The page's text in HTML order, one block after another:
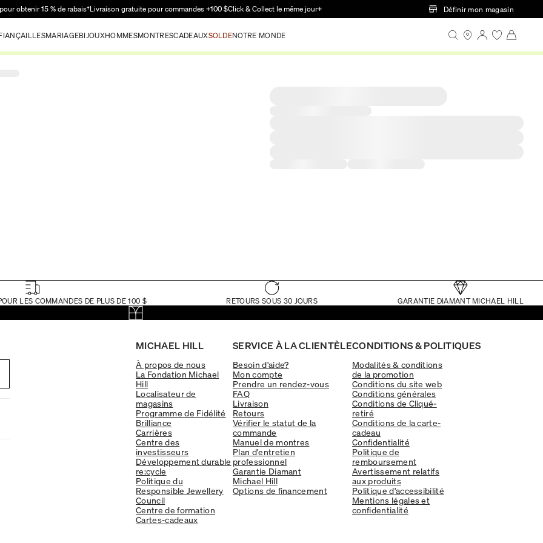
Passer au contenu principal
obtenir 15 % de rabais†Livraison gratuite pour commandes +100 $Click & Collect le même jour+ Définir mon magasin
MARIAGEBIJOUXHOMMESMONTRESCADEAUXSOLDENOTRE MONDE
LES COMMANDES DE PLUS DE 100 $ RETOURS SOUS 30 JOURS GARANTIE DIAMANT MICHAEL HILL
MICHAEL HILL
À propos de nous
La Fondation Michael
Hill
Localisateur de
magasins
Programme de Fidélité
Brilliance
Carrières
Centre des
investisseurs
Développement durable
re:cycle
Politique du
Responsible Jewellery
Council
Centre de formation
Cartes-cadeaux
SERVICE À LA CLIENTÈLE
Besoin d'aide?
Mon compte
Prendre un rendez-vous
FAQ
Livraison
Retours
Vérifier le statut de la
commande
Manuel de montres
Plan d'entretien
professionnel
Garantie Diamant
Michael Hill
Options de financement
CONDITIONS & POLITIQUES
Modalités & conditions
de la promotion
Conditions du site web
Conditions générales
Conditions de Cliqué-
retiré
Conditions de la carte-
cadeau
Confidentialité
Politique de
remboursement
Avertissement relatifs
aux produits
Politique d'accessibilité
Mentions légales et
confidentialité